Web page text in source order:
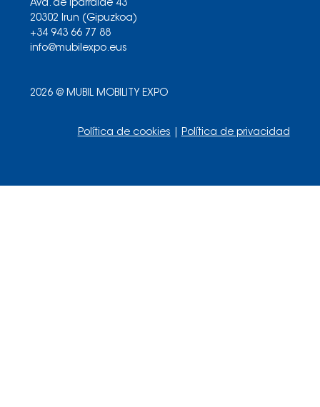
Avd. de Iparralde 43
20302 Irun (Gipuzkoa)
+34 943 66 77 88
info@mubilexpo.eus
2026 @ MUBIL MOBILITY EXPO
Política de cookies Política de privacidad